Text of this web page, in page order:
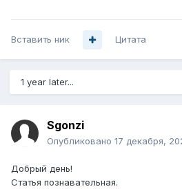
Вставить ник Цитата
1 year later...
Sgonzi
Опубликовано 17 декабря,
Добрый день!
Статья познавательная.